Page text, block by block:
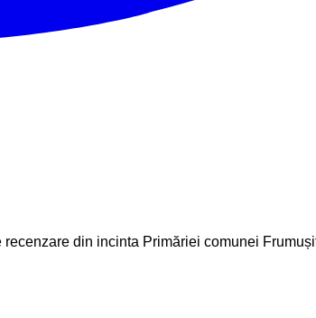
din incinta Primăriei comunei